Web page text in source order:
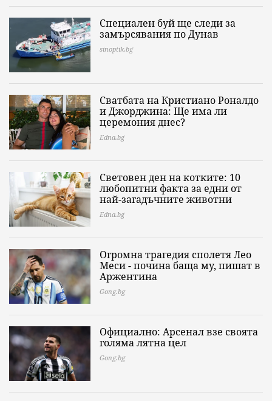
Специален буй ще следи за
замърсявания по Дунав
sinoptik.bg
Сватбата на Кристиано Роналдо
и Джорджина: Ще има ли
церемония днес?
Edna.bg
Световен ден на котките: 10
любопитни факта за едни от
най-загадъчните животни
Edna.bg
Огромна трагедия сполетя Лео
Меси - почина баща му, пишат в
Аржентина
Gong.bg
Официално: Арсенал взе своята
голяма лятна цел
Gong.bg